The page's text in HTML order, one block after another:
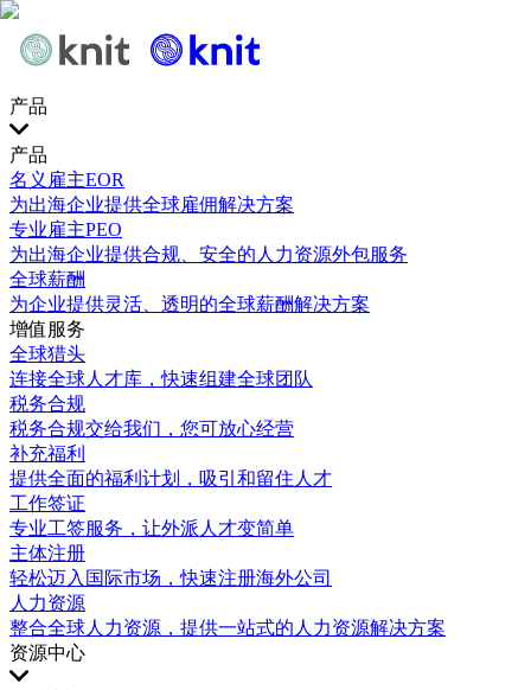
产品
产品
名义雇主EOR
为出海企业提供全球雇佣解决方案
专业雇主PEO
为出海企业提供合规、安全的人力资源外包服务
全球薪酬
为企业提供灵活、透明的全球薪酬解决方案
增值服务
全球猎头
连接全球人才库，快速组建全球团队
税务合规
税务合规交给我们，您可放心经营
补充福利
提供全面的福利计划，吸引和留住人才
工作签证
专业工签服务，让外派人才变简单
主体注册
轻松迈入国际市场，快速注册海外公司
人力资源
整合全球人力资源，提供一站式的人力资源解决方案
资源中心